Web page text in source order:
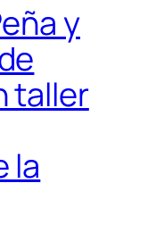
y
taller
la